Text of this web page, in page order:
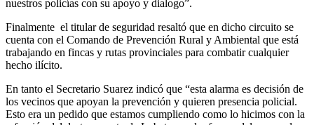
nuestros policías con su apoyo y dialogo”.
Finalmente el titular de seguridad resaltó que en dicho circuito se
cuenta con el Comando de Prevención Rural y Ambiental que está
trabajando en fincas y rutas provinciales para combatir cualquier
hecho ilícito.
En tanto el Secretario Suarez indicó que “esta alarma es decisión de
los vecinos que apoyan la prevención y quieren presencia policial.
Esto era un pedido que estamos cumpliendo como lo hicimos con la